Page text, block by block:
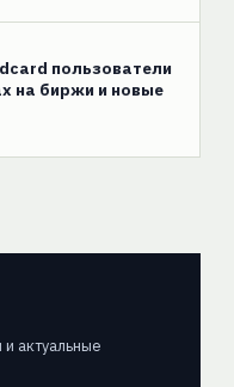
пользователи
на биржи и новые
актуальные